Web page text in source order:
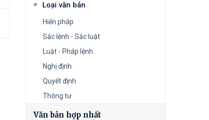
Loại văn bản
Hiến pháp
Sắc lệnh - Sắc luật
Luật - Pháp lệnh
Nghị định
Quyết định
Thông tư
Văn bản hợp nhất